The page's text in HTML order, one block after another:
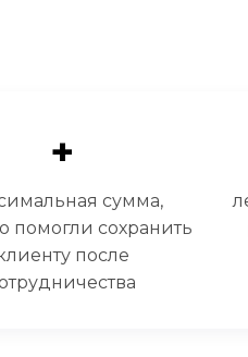
+
сумма,
помогли сохранить
после